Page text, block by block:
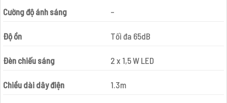
Cường độ ánh sáng –
Độ ồn Tối đa 65dB
Đèn chiếu sáng 2 x 1,5 W LED
Chiều dài dây điện 1.3m